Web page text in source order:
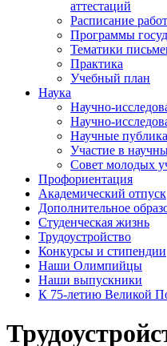
аттестаций
Расписание
Программы
Тематики
Практика
Учебный план
Наука
Научно-
Научно-
Научные
Участие в
Совет молодых
Профориентация
Академический отпуск
Дополнительное
Студенческая жизнь
Трудоустройство
Конкурсы и стипендии
Наши Олимпийцы
Наши выпускники
К 75-летию Великой